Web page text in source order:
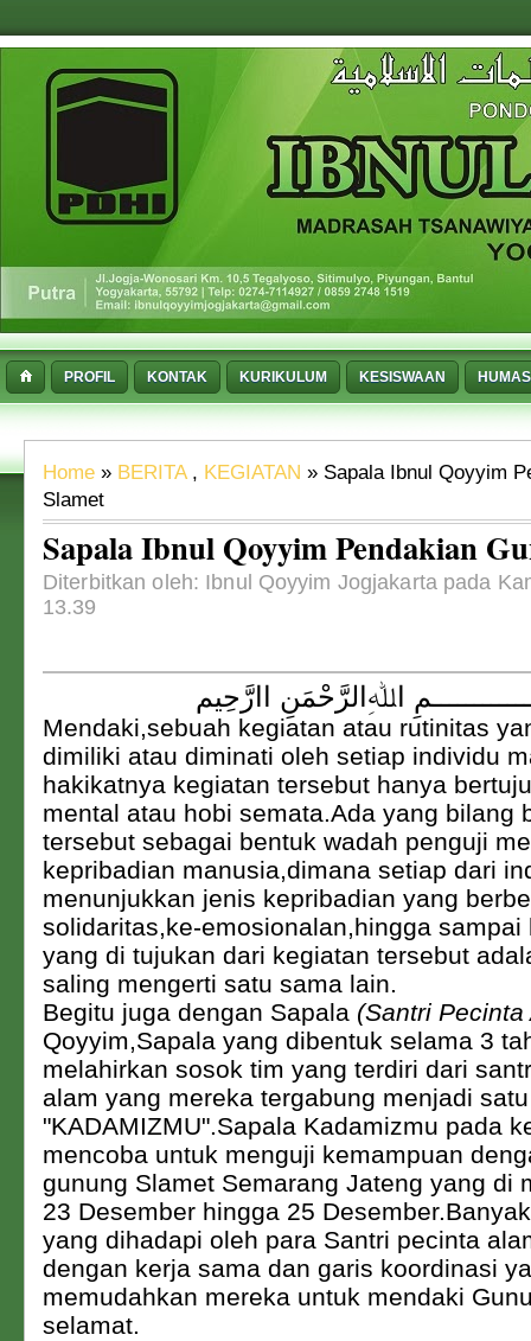
PROFIL KONTAK KURIKULUM KESISWAAN
Home » BERITA , KEGIATAN » Sapala Ibnul Qoyyim
Slamet
Sapala Ibnul Qoyyim Pendakian
Diterbitkan oleh: Ibnul Qoyyim Jogjakarta pada
13.39
اﷲِالرَّحْمَنِ اارَّحِيم
Mendaki,sebuah kegiatan atau rutinitas
dimiliki atau diminati oleh setiap individu
hakikatnya kegiatan tersebut hanya
mental atau hobi semata.Ada yang bilang
tersebut sebagai bentuk wadah penguji
kepribadian manusia,dimana setiap dari
menunjukkan jenis kepribadian yang
solidaritas,ke-emosionalan,hingga sampai
yang di tujukan dari kegiatan tersebut
saling mengerti satu sama lain.
Begitu juga dengan Sapala (Santri Pecinta
Qoyyim,Sapala yang dibentuk selama 3
melahirkan sosok tim yang terdiri dari
alam yang mereka tergabung menjadi
"KADAMIZMU".Sapala Kadamizmu pada
mencoba untuk menguji kemampuan
gunung Slamet Semarang Jateng yang di
23 Desember hingga 25
yang dihadapi oleh para Santri pecinta
dengan kerja sama dan garis koordinasi
memudahkan mereka untuk mendaki
selamat.